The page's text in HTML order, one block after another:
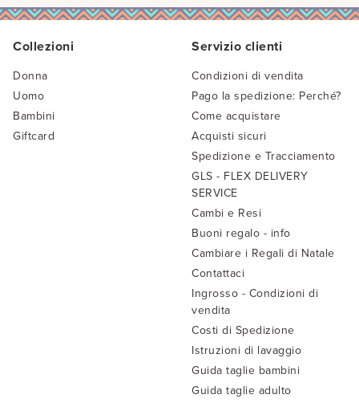
Collezioni
Donna
Uomo
Bambini
Giftcard
Servizio clienti
Condizioni di vendita
Pago la spedizione: Perché?
Come acquistare
Acquisti sicuri
Spedizione e Tracciamento
GLS - FLEX DELIVERY
SERVICE
Cambi e Resi
Buoni regalo - info
Cambiare i Regali di Natale
Contattaci
Ingrosso - Condizioni di
vendita
Costi di Spedizione
Istruzioni di lavaggio
Guida taglie bambini
Guida taglie adulto